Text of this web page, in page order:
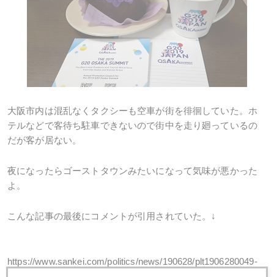
大阪市内は混乱なくタクシーも空車が街を徘徊していた。ホ
テルなどで客待ち駐車できないので街中を走り廻っているの
だが客が居ない。
夜になったらゴーストタウンみたいになって気味が悪かった
よ。
こんな記事の最後にコメントが引用されていた。↓
https://www.sankei.com/politics/news/190628/plt1906280049-